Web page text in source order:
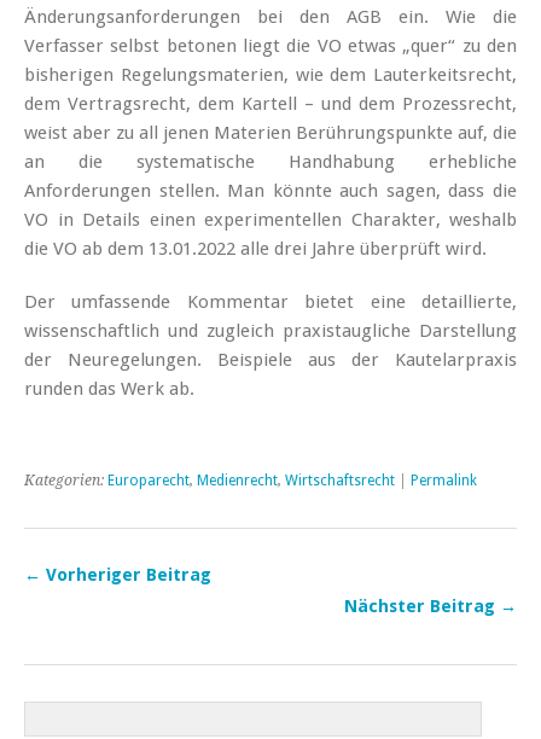
Änderungsanforderungen bei den AGB ein. Wie die
Verfasser selbst betonen liegt die VO etwas „quer“ zu den
bisherigen Regelungsmaterien, wie dem Lauterkeitsrecht,
dem Vertragsrecht, dem Kartell – und dem Prozessrecht,
weist aber zu all jenen Materien Berührungspunkte auf, die
an die systematische Handhabung erhebliche
Anforderungen stellen. Man könnte auch sagen, dass die
VO in Details einen experimentellen Charakter, weshalb
die VO ab dem 13.01.2022 alle drei Jahre überprüft wird.
Der umfassende Kommentar bietet eine detaillierte,
wissenschaftlich und zugleich ­praxistaugliche Darstellung
der Neuregelungen. Beispiele aus der Kautelarpraxis
runden das Werk ab.
Kategorien: Europarecht, Medienrecht, Wirtschaftsrecht Permalink
← Vorheriger Beitrag
Nächster Beitrag →